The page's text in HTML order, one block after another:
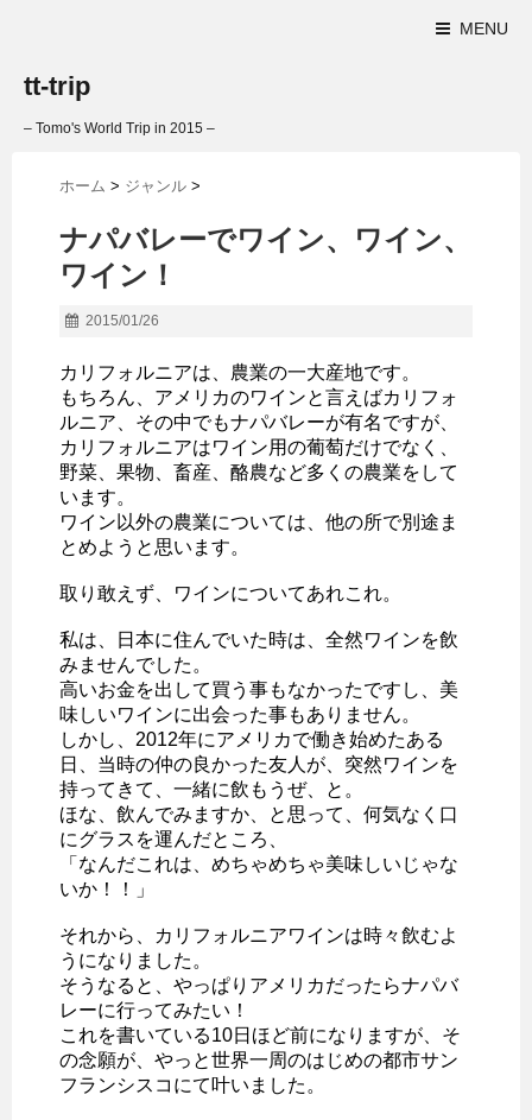
MENU
tt-trip
– Tomo's World Trip in 2015 –
ホーム > ジャンル >
ナパバレーでワイン、ワイン、
ワイン！
2015/01/26
カリフォルニアは、農業の一大産地です。
もちろん、アメリカのワインと言えばカリフォ
ルニア、その中でもナパバレーが有名ですが、
カリフォルニアはワイン用の葡萄だけでなく、
野菜、果物、畜産、酪農など多くの農業をして
います。
ワイン以外の農業については、他の所で別途ま
とめようと思います。
取り敢えず、ワインについてあれこれ。
私は、日本に住んでいた時は、全然ワインを飲
みませんでした。
高いお金を出して買う事もなかったですし、美
味しいワインに出会った事もありません。
しかし、2012年にアメリカで働き始めたある
日、当時の仲の良かった友人が、突然ワインを
持ってきて、一緒に飲もうぜ、と。
ほな、飲んでみますか、と思って、何気なく口
にグラスを運んだところ、
「なんだこれは、めちゃめちゃ美味しいじゃな
いか！！」
それから、カリフォルニアワインは時々飲むよ
うになりました。
そうなると、やっぱりアメリカだったらナパバ
レーに行ってみたい！
これを書いている10日ほど前になりますが、そ
の念願が、やっと世界一周のはじめの都市サン
フランシスコにて叶いました。